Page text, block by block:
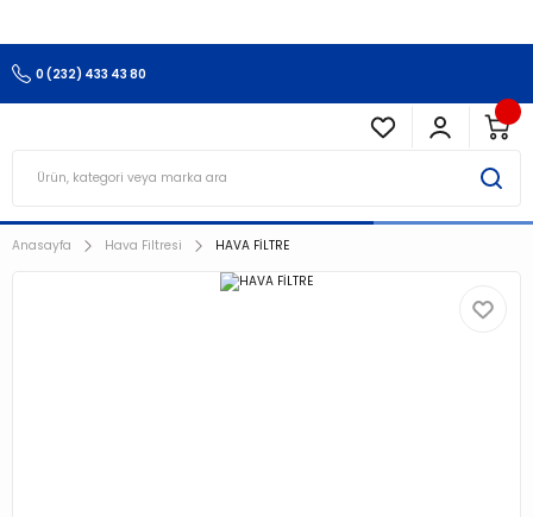
0 (232) 433 43 80
Anasayfa Hava Filtresi HAVA FİLTRE